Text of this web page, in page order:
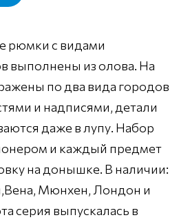
рюмки с видами
выполнены из олова. На
по два вида городов
и надписями, детали
даже в лупу. Набор
и каждый предмет
на донышке. В наличии:
Мюнхен, Лондон и
серия выпускалась в